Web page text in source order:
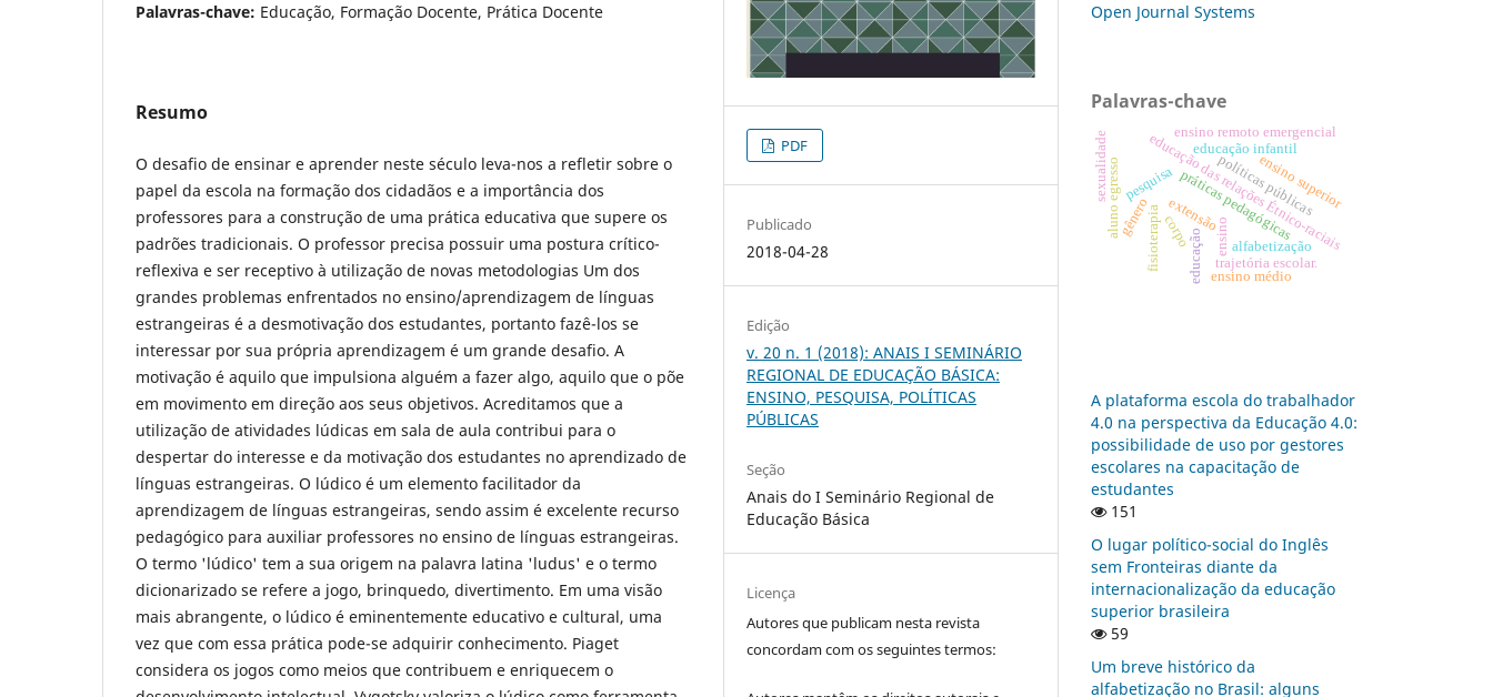
Palavras-chave: Educação, Formação Docente, Prática Docente
Resumo
O desafio de ensinar e aprender neste século leva-nos a refletir sobre o
papel da escola na formação dos cidadãos e a importância dos
professores para a construção de uma prática educativa que supere os
padrões tradicionais. O professor precisa possuir uma postura crítico-
reflexiva e ser receptivo à utilização de novas metodologias Um dos
grandes problemas enfrentados no ensino/aprendizagem de línguas
estrangeiras é a desmotivação dos estudantes, portanto fazê-los se
interessar por sua própria aprendizagem é um grande desafio. A
motivação é aquilo que impulsiona alguém a fazer algo, aquilo que o põe
em movimento em direção aos seus objetivos. Acreditamos que a
utilização de atividades lúdicas em sala de aula contribui para o
despertar do interesse e da motivação dos estudantes no aprendizado de
línguas estrangeiras. O lúdico é um elemento facilitador da
aprendizagem de línguas estrangeiras, sendo assim é excelente recurso
pedagógico para auxiliar professores no ensino de línguas estrangeiras.
O termo 'lúdico' tem a sua origem na palavra latina 'ludus' e o termo
dicionarizado se refere a jogo, brinquedo, divertimento. Em uma visão
mais abrangente, o lúdico é eminentemente educativo e cultural, uma
vez que com essa prática pode-se adquirir conhecimento. Piaget
considera os jogos como meios que contribuem e enriquecem o
PDF
Publicado
2018-04-28
Edição
v. 20 n. 1 (2018): ANAIS I SEMINÁRIO
REGIONAL DE EDUCAÇÃO BÁSICA:
ENSINO, PESQUISA, POLÍTICAS
PÚBLICAS
Seção
Anais do I Seminário Regional de
Educação Básica
Licença
Autores que publicam nesta revista
concordam com os seguintes termos:
Open Journal Systems
Palavras-chave
educação
corpo ensino
pesquisa
extensão
práticas pedagógicas
educação das relações Étnico-raciais
educação infantil
políticas públicas
trajetória escolar.
ensino superior
aluno egresso fisioterapia alfabetização
ensino remoto emergencial
gênero
sexualidade
ensino médio
A plataforma escola do trabalhador
4.0 na perspectiva da Educação 4.0:
possibilidade de uso por gestores
escolares na capacitação de
estudantes
151
O lugar político-social do Inglês
sem Fronteiras diante da
internacionalização da educação
superior brasileira
59
Um breve histórico da
alfabetização no Brasil: alguns